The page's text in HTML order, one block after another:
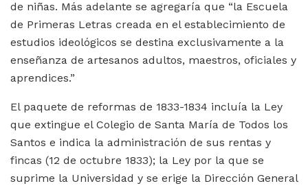
de niñas. Más adelante se agregaría que “la Escuela
de Primeras Letras creada en el establecimiento de
estudios ideológicos se destina exclusivamente a la
enseñanza de artesanos adultos, maestros, oficiales y
aprendices.”
El paquete de reformas de 1833-1834 incluía la Ley
que extingue el Colegio de Santa María de Todos los
Santos e indica la administración de sus rentas y
fincas (12 de octubre 1833); la Ley por la que se
suprime la Universidad y se erige la Dirección General